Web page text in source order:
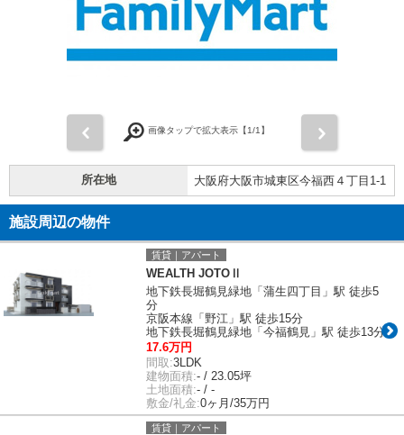
画像タップで拡大表示【1/1】
所在地 大阪府大阪市城東区今福西４丁目1-1
施設周辺の物件
賃貸｜アパート
WEALTH JOTOⅡ
地下鉄長堀鶴見緑地「蒲生四丁目」駅 徒歩5
分
京阪本線「野江」駅 徒歩15分
地下鉄長堀鶴見緑地「今福鶴見」駅 徒歩13分
17.6万円
間取:3LDK
建物面積:- / 23.05坪
土地面積:- / -
敷金/礼金:0ヶ月/35万円
賃貸｜アパート